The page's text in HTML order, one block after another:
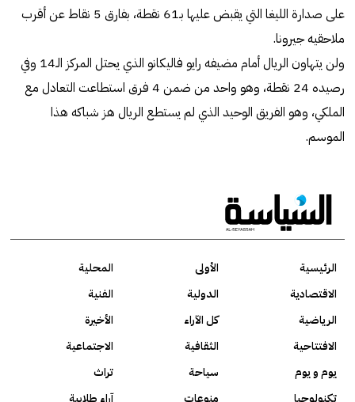
على صدارة الليغا التي يقبض عليها بـ61 نقطة، بفارق 5 نقاط عن أقرب
ملاحقيه جيرونا.
ولن يتهاون الريال أمام مضيفه رايو فاليكانو الذي يحتل المركز الـ14 وفي
رصيده 24 نقطة، وهو واحد من ضمن 4 فرق استطاعت التعادل مع
الملكي، وهو الفريق الوحيد الذي لم يستطع الريال هز شباكه هذا
الموسم.
الرئيسية الأولى
المحلية
الاقتصادية
الدولية
الفنية
الرياضية
كل الآراء
الأخيرة
الافتتاحية
الثقافية
الاجتماعية
يوم و يوم
سياحة
تراث
تكنولوجيا
منوعات آراء طلابية